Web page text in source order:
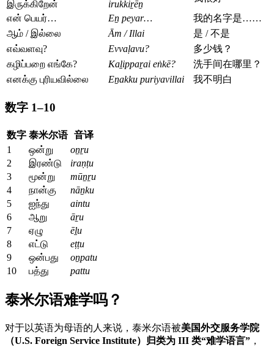
இருக்கிறேன்
irukkiṟēṉ
என் பெயர்…
Eṉ peyar…
我的名字是……
ஆம் / இல்லை
Ām / Illai
是 / 不是
எவ்வளவு?
Evvaḷavu?
多少钱？
கழிப்பறை எங்கே?
Kaḻippaṟai eṅkē?
洗手间在哪里？
எனக்கு புரியவில்லை
Eṉakku puriyavillai 我不明白
数字 1–10
数字 泰米尔语 音译
1
ஒன்று
oṉṟu
2
இரண்டு
iraṇṭu
3
மூன்று
mūṉṟu
4
நான்கு
nāṉku
5
ஐந்து
aintu
6
ஆறு
āṟu
7
ஏழு
ēḻu
8
எட்டு
eṭṭu
9
ஒன்பது
oṉpatu
10
பத்து pattu
泰米尔语难学吗？
对于以英语为母语的人来说，泰米尔语被美国外交服务学院
（U.S. Foreign Service Institute）归类为 III 类“难学语言” ，